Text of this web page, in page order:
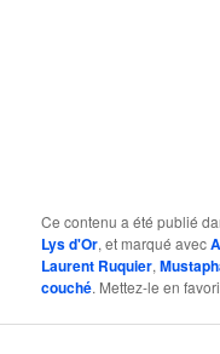
Ce contenu a été publié
Lys d'Or, et marqué avec
Laurent Ruquier,
couché. Mettez-le en